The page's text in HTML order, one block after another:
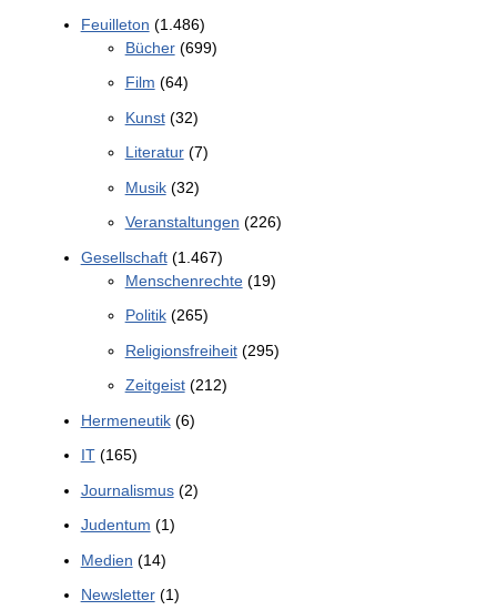
Feuilleton (1.486)
Bücher(699)
Film (64)
Kunst(32)
Literatur(7)
Musik(32)
Veranstaltungen (226)
Gesellschaft(1.467)
Menschenrechte(19)
Politik(265)
Religionsfreiheit(295)
Zeitgeist(212)
Hermeneutik(6)
IT(165)
Journalismus(2)
Judentum (1)
Medien (14)
Newsletter(1)